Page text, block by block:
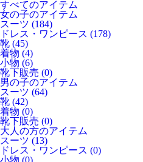
すべてのアイテム
女の子のアイテム
スーツ (184)
ドレス・ワンピース (178)
靴 (45)
着物 (4)
小物 (6)
靴下販売 (0)
男の子のアイテム
スーツ (64)
靴 (42)
着物 (0)
靴下販売 (0)
大人の方のアイテム
スーツ (13)
ドレス・ワンピース (0)
小物 (0)